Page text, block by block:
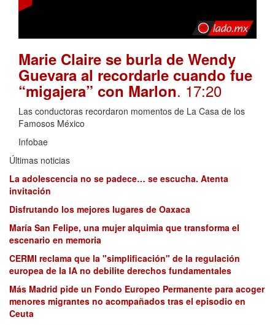
Marie Claire se burla de Wendy
Guevara al recordarle cuando fue
“migajera” con Marlon. 17:20
Las conductoras recordaron momentos de La Casa de los
Famosos México
Infobae
Últimas noticias
La adolescencia no se padece… se escucha. Atenta
invitación
Disfrutando los mejores lugares de Oaxaca
María San Felipe, una mujer alquimia que transforma el
escenario en memoria
CERMI reclama que la "simplificación" de la regulación
europea de la IA no debilite derechos fundamentales
Más Madrid pide un Fondo Europeo Permanente para acoger
menores migrantes no acompañados tras el episodio en
Ceuta